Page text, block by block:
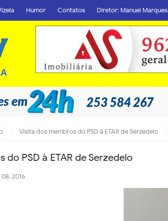
Humor Contatos Diretor: Manuel Marques
Visita dos membros do PSD à ETAR de Serzedelo
PSD à ETAR de Serzedelo
2016